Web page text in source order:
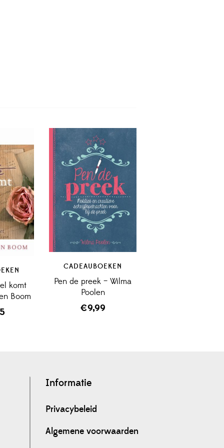
komt
Boom
CADEAUBOEKEN
Pen de preek – Wilma
Poolen
€9,99
Informatie
Privacybeleid
Algemene voorwaarden